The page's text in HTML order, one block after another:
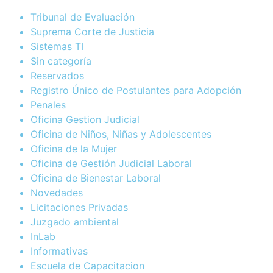
Tribunal de Evaluación
Suprema Corte de Justicia
Sistemas TI
Sin categoría
Reservados
Registro Único de Postulantes para Adopción
Penales
Oficina Gestion Judicial
Oficina de Niños, Niñas y Adolescentes
Oficina de la Mujer
Oficina de Gestión Judicial Laboral
Oficina de Bienestar Laboral
Novedades
Licitaciones Privadas
Juzgado ambiental
InLab
Informativas
Escuela de Capacitacion